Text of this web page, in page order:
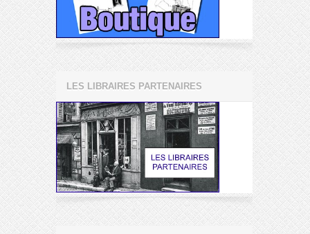
LES LIBRAIRES PARTENAIRES